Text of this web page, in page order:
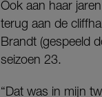
Ook aan haar
terug aan de
Brandt (gespeeld
seizoen 23.
“Dat was in mijn